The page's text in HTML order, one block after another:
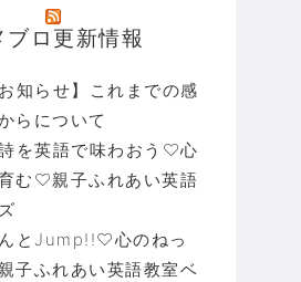
ブロ更新情報
お知らせ】これまでの感
らについて
を英語で味わおう♡心
む♡親子ふれあい英語
とJump!!♡心のねっ
子ふれあい英語教室ベ